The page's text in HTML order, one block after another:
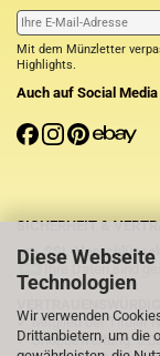
Diese
Technologien
Wir verwenden
Drittanbietern, um die
Mit dem Münzletter
Highlights.
Auch auf Social
SICHERHEIT &
SSL-
Ihre Daten sind
✓ Mitglied der Tiroler
✓ Shopbewertung: